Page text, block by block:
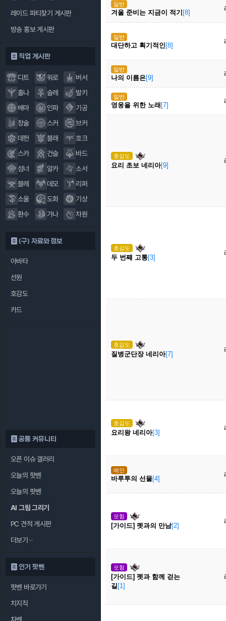
레이드 파티찾기 게시판
방송 홍보 게시판
직업 게시판
디트 워로
버서
홀나
슬레
발키
배마
인파
기공
창술
스커
브커
데헌
블래
호크
스카
건슬
바드
섬너
알카
소서
블레
데모
리퍼
소울
도화
기상
환수
가나 차원
(구) 자료와 정보
아바타
선원
호감도
카드
공통 커뮤니티
오픈 이슈 갤러리
오늘의 핫벤
오늘의 팟벤
AI 그림 그리기
PC 견적 게시판
더보기
인기 팟벤
팟벤 바로가기
치지직
일반
겨울 준비는 지금이 적기 [8]
일반
대단하고 획기적인 [8]
일반
나의 이름은[9]
일반
영웅을 위한 노래 [7]
호감도
요리 초보 네리아[9]
호감도
두 번째 고통[3]
호감도
질병군단장 네리아[7]
호감도
요리왕 네리아[3]
메인
바루투의 선물[4]
모험
[가이드] 펫과의 만남[2]
모험
[가이드] 펫과 함께 걷는
길 [1]